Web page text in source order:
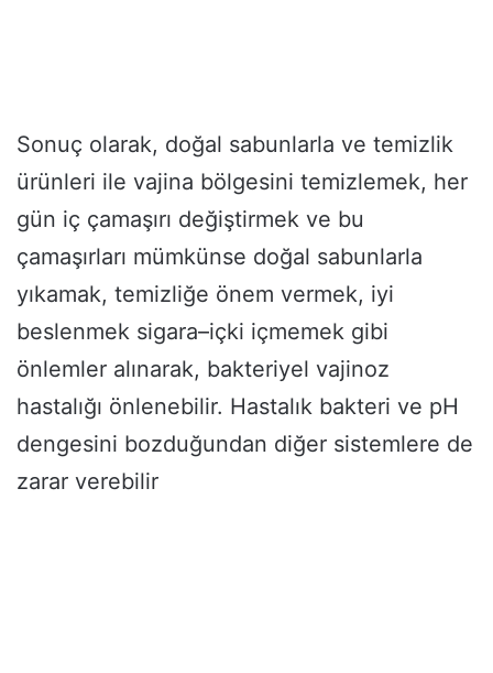
Sonuç olarak, doğal sabunlarla ve temizlik
ürünleri ile vajina bölgesini temizlemek, her
gün iç çamaşırı değiştirmek ve bu
çamaşırları mümkünse doğal sabunlarla
yıkamak, temizliğe önem vermek, iyi
beslenmek sigara–içki içmemek gibi
önlemler alınarak, bakteriyel vajinoz
hastalığı önlenebilir. Hastalık bakteri ve pH
dengesini bozduğundan diğer sistemlere de
zarar verebilir